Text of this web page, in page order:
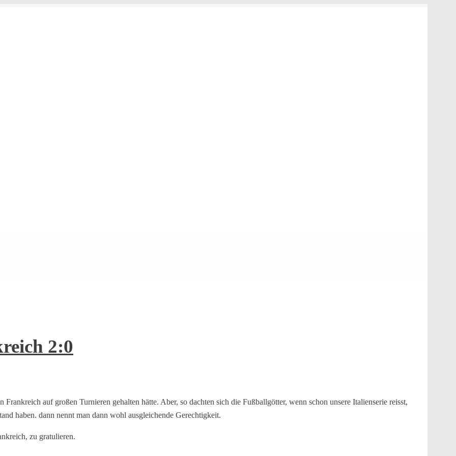
2:0
Frankreich auf großen Turnieren gehalten hätte. Aber, so dachten sich die Fußballgötter, wenn schon unsere Italienserie reisst,
haben. dann nennt man dann wohl ausgleichende Gerechtigkeit.
zu gratulieren.